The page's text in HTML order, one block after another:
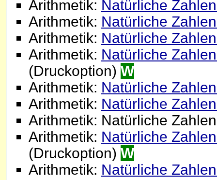
Arithmetik: Natürliche
Arithmetik: Natürliche
Arithmetik: Natürliche
Arithmetik: Natürliche
(Druckoption) W
Arithmetik: Natürliche
Arithmetik: Natürliche
Arithmetik: Natürliche
Arithmetik: Natürliche
(Druckoption) W
Arithmetik: Natürliche